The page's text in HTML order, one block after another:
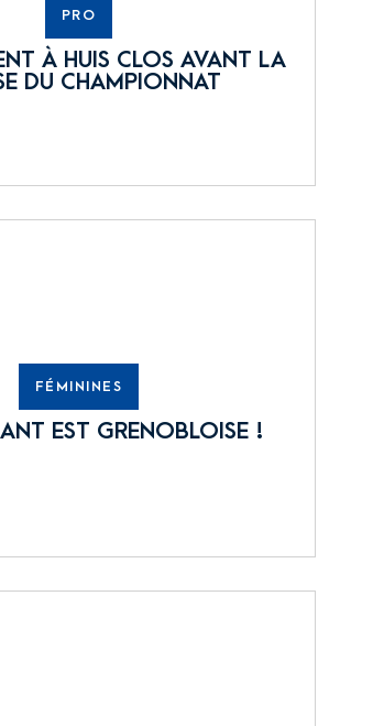
PRO
À HUIS CLOS AVANT LA
DU CHAMPIONNAT
FÉMININES
EST GRENOBLOISE !